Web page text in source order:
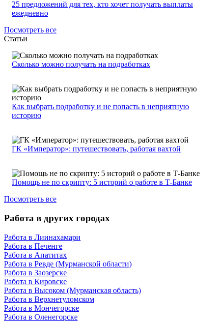
25 предложений для тех, кто хочет получать выплаты
ежедневно
Посмотреть все
Статьи
Сколько можно получать на подработках
Как выбрать подработку и не попасть в неприятную
историю
ГК «Император»: путешествовать, работая вахтой
Помощь не по скрипту: 5 историй о работе в Т-Банке
Посмотреть все
Работа в других городах
Работа в Лиинахамари
Работа в Печенге
Работа в Апатитах
Работа в Ревде (Мурманской области)
Работа в Заозерске
Работа в Кировске
Работа в Высоком (Мурманская область)
Работа в Верхнетуломском
Работа в Мончегорске
Работа в Оленегорске